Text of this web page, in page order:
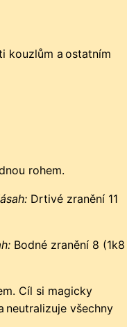
kouzlům a ostatním
rohem.
Drtivé zranění 11
Bodné zranění 8 (1k8
Cíl si magicky
neutralizuje všechny